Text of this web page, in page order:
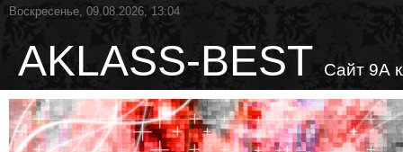
Воскресенье, 09.08.2026, 13:04
AKLASS-BEST Сайт 9А